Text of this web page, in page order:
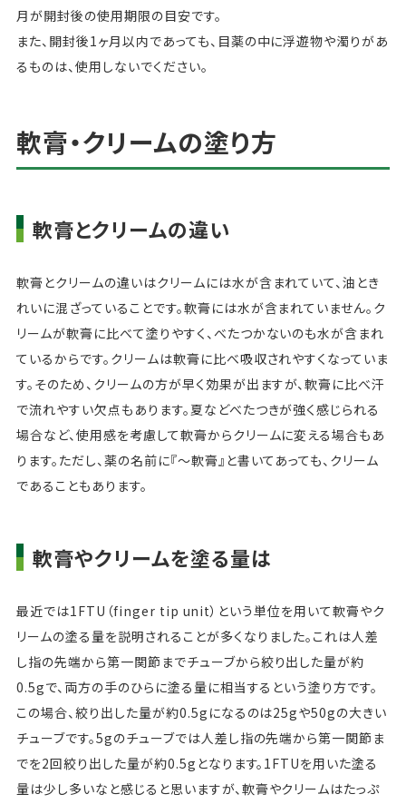
月が開封後の使用期限の目安です。
また、開封後1ヶ月以内であっても、目薬の中に浮遊物や濁りがあ
るものは、使用しないでください。
軟膏・クリームの塗り方
軟膏とクリームの違い
軟膏とクリームの違いはクリームには水が含まれていて、油とき
れいに混ざっていることです。軟膏には水が含まれていません。ク
リームが軟膏に比べて塗りやすく、べたつかないのも水が含まれ
ているからです。クリームは軟膏に比べ吸収されやすくなっていま
す。そのため、クリームの方が早く効果が出ますが、軟膏に比べ汗
で流れやすい欠点もあります。夏などべたつきが強く感じられる
場合など、使用感を考慮して軟膏からクリームに変える場合もあ
ります。ただし、薬の名前に『～軟膏』と書いてあっても、クリーム
であることもあります。
軟膏やクリームを塗る量は
最近では1FTU（finger tip unit）という単位を用いて軟膏やク
リームの塗る量を説明されることが多くなりました。これは人差
し指の先端から第一関節までチューブから絞り出した量が約
0.5gで、両方の手のひらに塗る量に相当するという塗り方です。
この場合、絞り出した量が約0.5gになるのは25gや50gの大きい
チューブです。5gのチューブでは人差し指の先端から第一関節ま
でを2回絞り出した量が約0.5gとなります。1FTUを用いた塗る
量は少し多いなと感じると思いますが、軟膏やクリームはたっぷ